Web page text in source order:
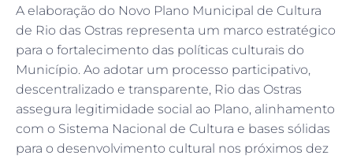
A elaboração do Novo Plano Municipal de Cultura
de Rio das Ostras representa um marco estratégico
para o fortalecimento das políticas culturais do
Município. Ao adotar um processo participativo,
descentralizado e transparente, Rio das Ostras
assegura legitimidade social ao Plano, alinhamento
com o Sistema Nacional de Cultura e bases sólidas
para o desenvolvimento cultural nos próximos dez